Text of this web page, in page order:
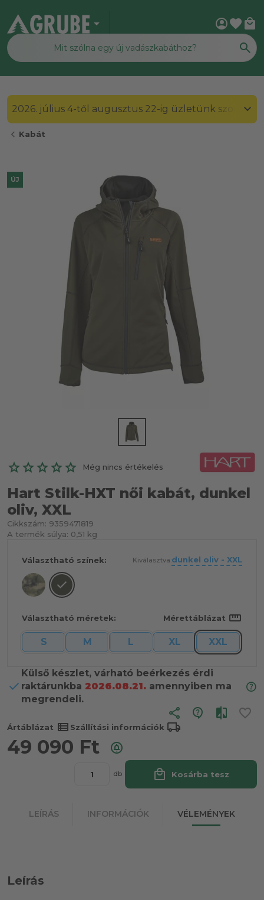
arrow_drop_down account_circlefavorite local_mall
2026. július 4-től augusztus 22-ig üzletünk
chevron_left Kabát
ÚJ
Még nincs értékelés
Hart Stilk-HXT női kabát, dunkel
oliv, XXL
Cikkszám: 9359471819
A termék súlya: 0,51 kg
Választható színek: Kiválasztva:dunkel oliv - XXL
Választható méretek: Mérettáblázat straighten
S M L XL XXL
Külső készlet, várható beérkezés érdi
raktárunkba 2026.08.21. amennyiben ma
megrendeli.
share
Ártáblázat view_list Szállítási információk local_shipping
49 090 Ft
db local_mall Kosárba tesz
LEÍRÁS INFORMÁCIÓK VÉLEMÉNYEK
Leírás